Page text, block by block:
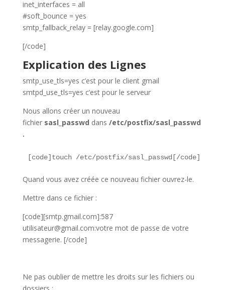
inet_interfaces = all
#soft_bounce = yes
smtp_fallback_relay = [relay.google.com]
[/code]
Explication des Lignes
smtp_use_tls=yes c’est pour le client gmail
smtpd_use_tls=yes c’est pour le serveur
Nous allons créer un nouveau
fichier sasl_passwd dans /etc/postfix/sasl_passwd
.
[code]touch /etc/postfix/sasl_passwd[/code]
Quand vous avez créée ce nouveau fichier ouvrez-le.
Mettre dans ce fichier :
[code][smtp.gmail.com]:587
utilisateur@gmail.com:votre mot de passe de votre
messagerie. [/code]
Ne pas oublier de mettre les droits sur les fichiers ou